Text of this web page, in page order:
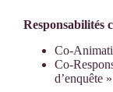
Responsabilités
Co-
Co-
d’enquête »